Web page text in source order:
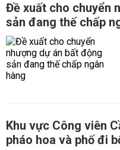
Đề xuất cho chuyển
sản đang thế chấp
Khu vực Công viên
pháo hoa và phố đi